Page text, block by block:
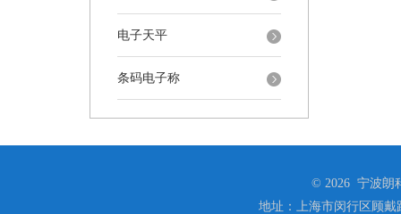
电子天平
条码电子称
© 2026 宁波朗
地址：上海市闵行区顾